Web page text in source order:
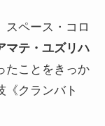
スペース・コロ
マテ・ユズリハ
たことをきっか
《クランバト